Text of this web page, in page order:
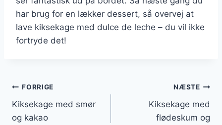
har brug for en lækker dessert, så overvej at
lave kiksekage med dulce de leche – du vil ikke
fortryde det!
Indlægsnavigation
FORRIGE
Kiksekage med smør
og kakao
NÆSTE
Kiksekage med
flødeskum og